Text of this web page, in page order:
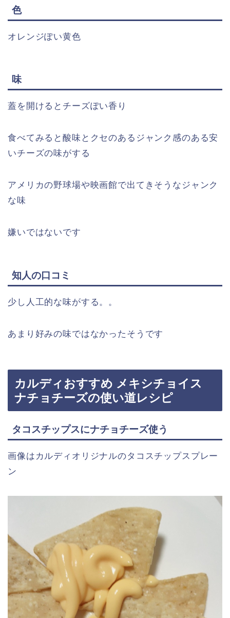
色
オレンジぽい黄色
味
蓋を開けるとチーズぽい香り
食べてみると酸味とクセのあるジャンク感のある安
いチーズの味がする
アメリカの野球場や映画館で出てきそうなジャンク
な味
嫌いではないです
知人の口コミ
少し人工的な味がする。。
あまり好みの味ではなかったそうです
カルディおすすめ メキシチョイス
ナチョチーズの使い道レシピ
タコスチップスにナチョチーズ使う
画像はカルディオリジナルのタコスチップスプレー
ン